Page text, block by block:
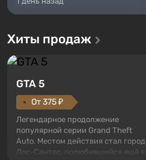
Хиты продаж
GTA 5
От 375 ₽
Легендарное продолжение
популярной серии Grand Theft
Auto. Местом действия стал город
Лос-Сантос, полюбившийся ещё в